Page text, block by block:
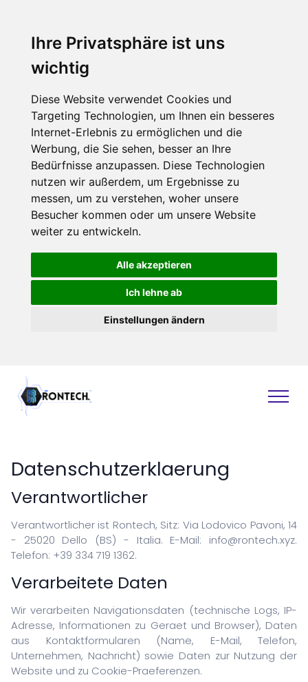
Ihre Privatsphäre ist uns
wichtig
Diese Website verwendet Cookies und
Targeting Technologien, um Ihnen ein besseres
Internet-Erlebnis zu ermöglichen und die
Werbung, die Sie sehen, besser an Ihre
Bedürfnisse anzupassen. Diese Technologien
nutzen wir außerdem, um Ergebnisse zu
messen, um zu verstehen, woher unsere
Besucher kommen oder um unsere Website
weiter zu entwickeln.
Alle akzeptieren
Ich lehne ab
Einstellungen ändern
Websites
Software
Technischer Support
Datenwiederherstellung
Beratung
Schulung
Datenschutzerklaerung
Verantwortlicher
Verantwortlicher ist Rontech, Sitz: Via Lodovico Pavoni, 14
- 25020 Dello (BS) - Italia. E-Mail: info@rontech.xyz.
Telefon: +39 334 719 1362.
Verarbeitete Daten
Wir verarbeiten Navigationsdaten (technische Logs, IP-
Adresse, Informationen zu Geraet und Browser), Daten
aus Kontaktformularen (Name, E-Mail, Telefon,
Unternehmen, Nachricht) sowie Daten zur Nutzung der
Website und zu Cookie-Praeferenzen.